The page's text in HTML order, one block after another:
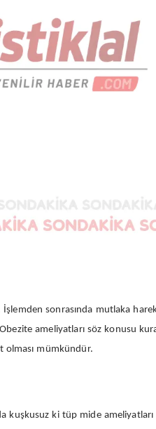
sonrasında mutlaka
ameliyatları söz konusu
olması mümkündür.
kuşkusuz ki tüp mide